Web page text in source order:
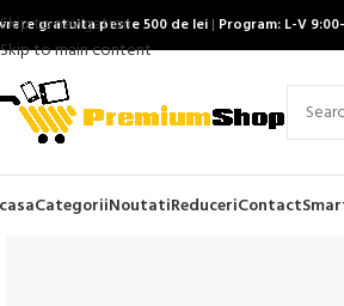
Skip to navigation
Skip to main content
gratuita peste 500 de lei | Program: L-V
CategoriiNoutatiReduceriContact